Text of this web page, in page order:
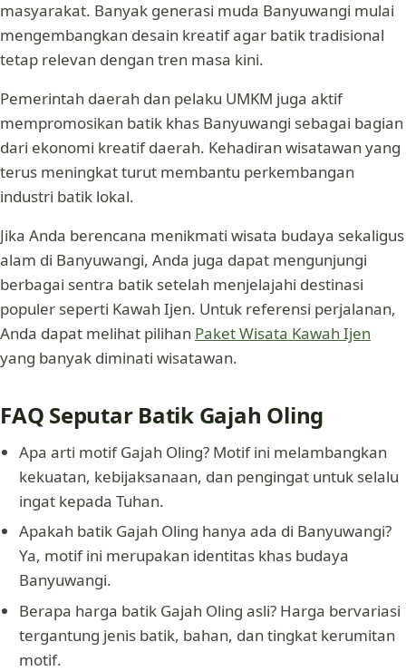
masyarakat. Banyak generasi muda Banyuwangi mulai
mengembangkan desain kreatif agar batik tradisional
tetap relevan dengan tren masa kini.
Pemerintah daerah dan pelaku UMKM juga aktif
mempromosikan batik khas Banyuwangi sebagai bagian
dari ekonomi kreatif daerah. Kehadiran wisatawan yang
terus meningkat turut membantu perkembangan
industri batik lokal.
Jika Anda berencana menikmati wisata budaya sekaligus
alam di Banyuwangi, Anda juga dapat mengunjungi
berbagai sentra batik setelah menjelajahi destinasi
populer seperti Kawah Ijen. Untuk referensi perjalanan,
Anda dapat melihat pilihan Paket Wisata Kawah Ijen
yang banyak diminati wisatawan.
FAQ Seputar Batik Gajah Oling
Apa arti motif Gajah Oling? Motif ini melambangkan
kekuatan, kebijaksanaan, dan pengingat untuk selalu
ingat kepada Tuhan.
Apakah batik Gajah Oling hanya ada di Banyuwangi?
Ya, motif ini merupakan identitas khas budaya
Banyuwangi.
Berapa harga batik Gajah Oling asli? Harga bervariasi
tergantung jenis batik, bahan, dan tingkat kerumitan
motif.